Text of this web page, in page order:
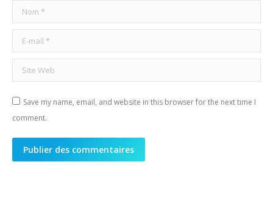
Nom *
E-mail *
Site Web
Save my name, email, and website in this browser for the next time I
comment.
Publier des commentaires